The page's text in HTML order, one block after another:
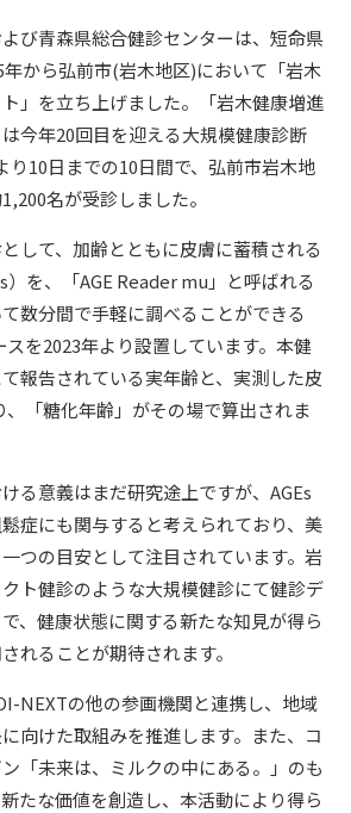
び青森県総合健診センターは、短命県
から弘前市(岩木地区)において「岩木
」を立ち上げました。「岩木健康増進
今年20回目を迎える大規模健康診断
り10日までの10日間で、弘前市岩木地
名が受診しました。
して、加齢とともに皮膚に蓄積される
）を、「AGE Reader mu」と呼ばれる
数分間で手軽に調べることができる
スを2023年より設置しています。本健
報告されている実年齢と、実測した皮
、「糖化年齢」がその場で算出されま
る意義はまだ研究途上ですが、AGEs
症にも関与すると考えられており、美
つの目安として注目されています。岩
ト健診のような大規模健診にて健診デ
、健康状態に関する新たな知見が得ら
れることが期待されます。
NEXTの他の参画機関と連携し、地域
向けた取組みを推進します。また、コ
「未来は、ミルクの中にある。」のも
たな価値を創造し、本活動により得ら